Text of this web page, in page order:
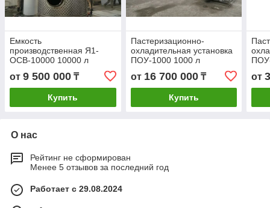
Емкость
производственная Я1-
ОСВ-10000 10000 л
от 9 500 000 ₸
Купить
Пастеризационно-
охладительная установка
ПОУ-1000 1000 л
от 16 700 000₸
Купить
от
О нас
Рейтинг не сформирован
Менее 5 отзывов за последний год
Работает с 29.08.2024